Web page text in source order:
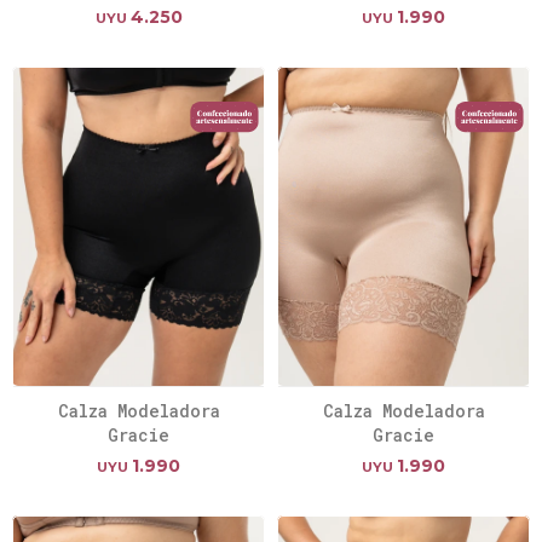
UYU 4.250 UYU 1.990
Calza Modeladora
Gracie
UYU 1.990
Calza Modeladora
Gracie
UYU 1.990